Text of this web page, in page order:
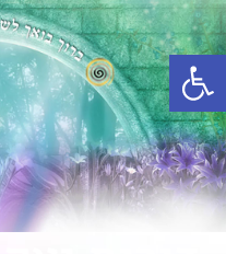
פתח סרגל נגישות